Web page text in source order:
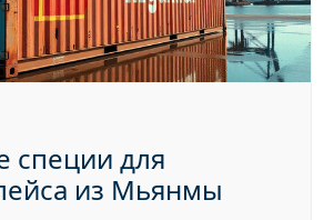
специи для
из Мьянмы